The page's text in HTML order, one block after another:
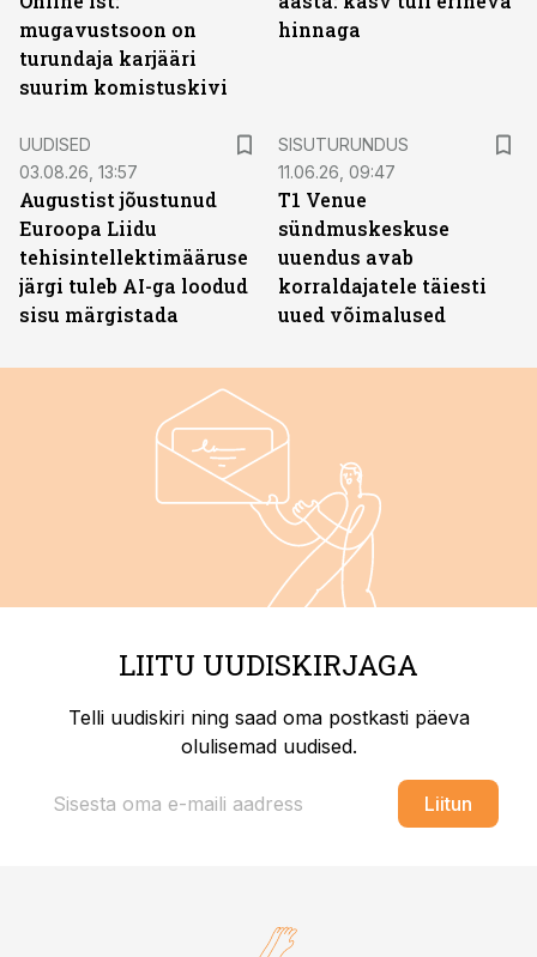
mugavustsoon on
turundaja karjääri
suurim komistuskivi
hinnaga
UUDISED
03.08.26, 13:57
Augustist jõustunud
Euroopa Liidu
tehisintellektimääruse
järgi tuleb AI-ga loodud
sisu märgistada
SISUTURUNDUS
11.06.26, 09:47
T1 Venue
sündmuskeskuse
uuendus avab
korraldajatele täiesti
uued võimalused
LIITU UUDISKIRJAGA
Telli uudiskiri ning saad oma postkasti päeva
olulisemad uudised.
Liitun